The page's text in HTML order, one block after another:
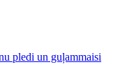
pledi un guļammaisi